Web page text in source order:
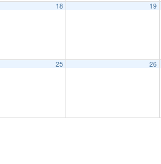
18 19
25 26